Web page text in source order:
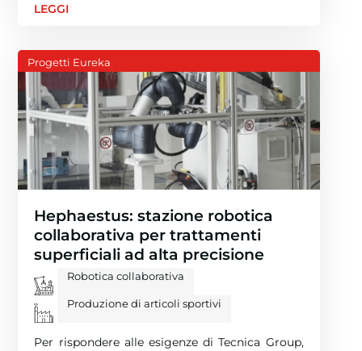
LEGGI
Progetti Eureka
Hephaestus: stazione robotica
collaborativa per trattamenti
superficiali ad alta precisione
Robotica collaborativa
Produzione di articoli sportivi
Per rispondere alle esigenze di Tecnica Group,